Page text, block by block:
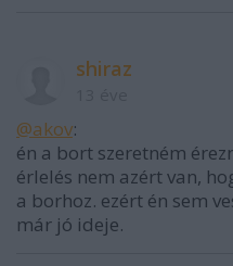
shiraz
@akov:
én a bort szeretném
érlelés nem azért van,
a borhoz. ezért én sem
már jó ideje.